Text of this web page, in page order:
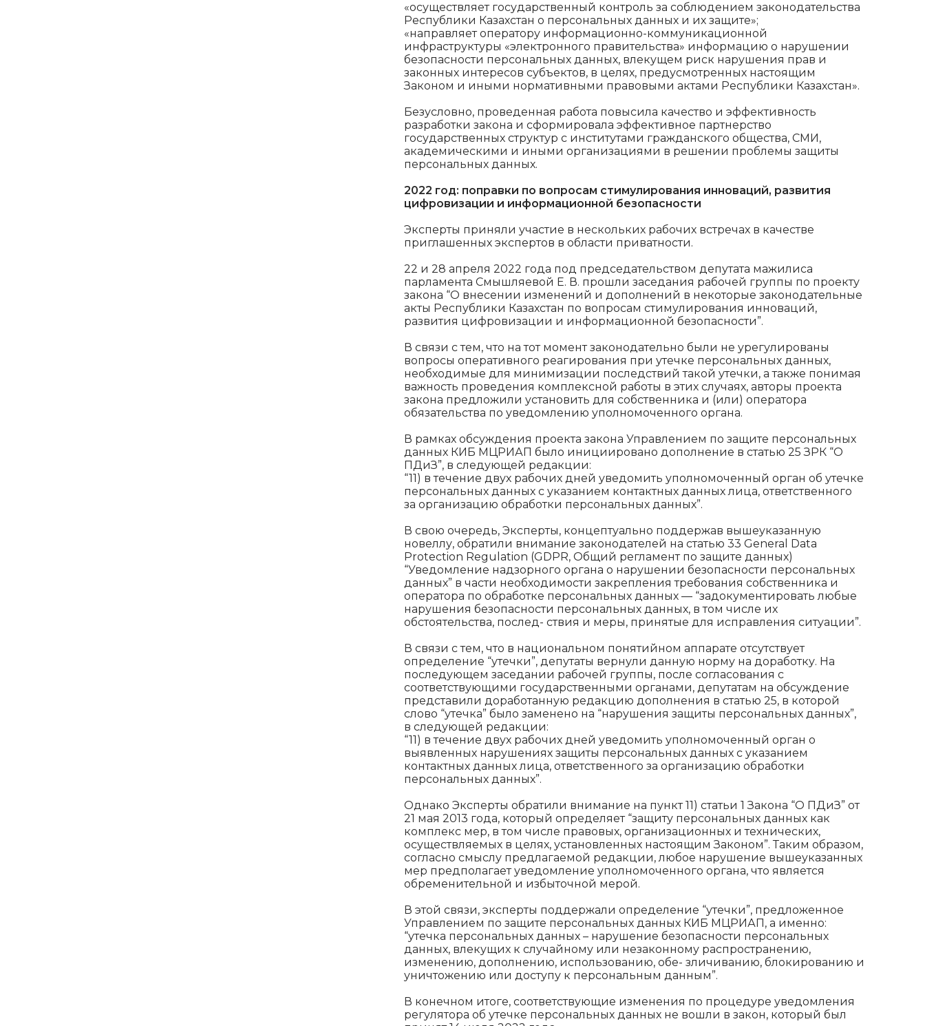
«осуществляет государственный контроль за соблюдением законодательства
Республики Казахстан о персональных данных и их защите»;
«направляет оператору информационно-коммуникационной
инфраструктуры «электронного правительства» информацию о нарушении
безопасности персональных данных, влекущем риск нарушения прав и
законных интересов субъектов, в целях, предусмотренных настоящим
Законом и иными нормативными правовыми актами Республики Казахстан».
Безусловно, проведенная работа повысила качество и эффективность
разработки закона и сформировала эффективное партнерство
государственных структур с институтами гражданского общества, СМИ,
академическими и иными организациями в решении проблемы защиты
персональных данных.
2022 год: поправки по вопросам стимулирования инноваций, развития
цифровизации и информационной безопасности
Эксперты приняли участие в нескольких рабочих встречах в качестве
приглашенных экспертов в области приватности.
22 и 28 апреля 2022 года под председательством депутата мажилиса
парламента Смышляевой Е. В. прошли заседания рабочей группы по проекту
закона “О внесении изменений и дополнений в некоторые законодательные
акты Республики Казахстан по вопросам стимулирования инноваций,
развития цифровизации и информационной безопасности”.
В связи с тем, что на тот момент законодательно были не урегулированы
вопросы оперативного реагирования при утечке персональных данных,
необходимые для минимизации последствий такой утечки, а также понимая
важность проведения комплексной работы в этих случаях, авторы проекта
закона предложили установить для собственника и (или) оператора
обязательства по уведомлению уполномоченного органа.
В рамках обсуждения проекта закона Управлением по защите персональных
данных КИБ МЦРИАП было инициировано дополнение в статью 25 ЗРК “О
ПДиЗ”, в следующей редакции:
“11) в течение двух рабочих дней уведомить уполномоченный орган об утечке
персональных данных с указанием контактных данных лица, ответственного
за организацию обработки персональных данных”.
В свою очередь, Эксперты, концептуально поддержав вышеуказанную
новеллу, обратили внимание законодателей на статью 33 General Data
Protection Regulation (GDPR, Общий регламент по защите данных)
“Уведомление надзорного органа о нарушении безопасности персональных
данных” в части необходимости закрепления требования собственника и
оператора по обработке персональных данных — “задокументировать любые
нарушения безопасности персональных данных, в том числе их
обстоятельства, послед- ствия и меры, принятые для исправления ситуации”.
В связи с тем, что в национальном понятийном аппарате отсутствует
определение “утечки”, депутаты вернули данную норму на доработку. На
последующем заседании рабочей группы, после согласования с
соответствующими государственными органами, депутатам на обсуждение
представили доработанную редакцию дополнения в статью 25, в которой
слово “утечка” было заменено на “нарушения защиты персональных данных”,
в следующей редакции:
“11) в течение двух рабочих дней уведомить уполномоченный орган о
выявленных нарушениях защиты персональных данных с указанием
контактных данных лица, ответственного за организацию обработки
персональных данных”.
Однако Эксперты обратили внимание на пункт 11) статьи 1 Закона “О ПДиЗ” от
21 мая 2013 года, который определяет “защиту персональных данных как
комплекс мер, в том числе правовых, организационных и технических,
осуществляемых в целях, установленных настоящим Законом”. Таким образом,
согласно смыслу предлагаемой редакции, любое нарушение вышеуказанных
мер предполагает уведомление уполномоченного органа, что является
обременительной и избыточной мерой.
В этой связи, эксперты поддержали определение “утечки”, предложенное
Управлением по защите персональных данных КИБ МЦРИАП, а именно:
“утечка персональных данных – нарушение безопасности персональных
данных, влекущих к случайному или незаконному распространению,
изменению, дополнению, использованию, обе- зличиванию, блокированию и
уничтожению или доступу к персональным данным”.
В конечном итоге, соответствующие изменения по процедуре уведомления
регулятора об утечке персональных данных не вошли в закон, который был